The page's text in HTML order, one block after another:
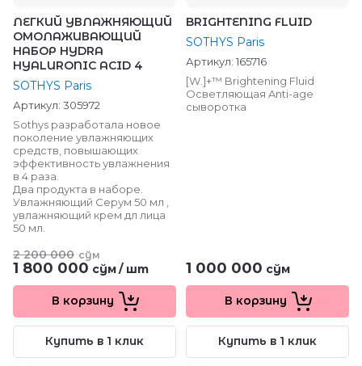
ЛЕГКИЙ УВЛАЖНЯЮЩИЙ
ОМОЛАЖИВАЮЩИЙ
НАБОР HYDRA
HYALURONIC ACID 4
SOTHYS Paris
Артикул: 305972
Sothys разработала новое
поколение увлажняющих
средств, повышающих
эффективность увлажнения
в 4 раза.
Два продукта в наборе.
Увлажняющий Серум 50 мл ,
увлажняющий крем дл лица
50 мл.
2 200 000 сўм
1 800 000 сўм/шт
В корзину
Купить в 1 клик
BRIGHTENING FLUID
SOTHYS Paris
Артикул: 165716
[W.]+™ Brightening Fluid
Осветляющая Anti-age
сыворотка
1 000 000 сўм
В корзину
Купить в 1 клик